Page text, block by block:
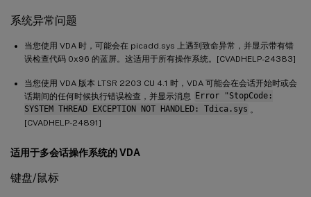
系统异常问题
当您使用 VDA 时，可能会在 picadd.sys 上遇到致命异常，并显示带有错
误检查代码 0x96 的蓝屏。这适用于所有操作系统。[CVADHELP-24383]
当您使用 VDA 版本 LTSR 2203 CU 4.1 时，VDA 可能会在会话开始时或会
话期间的任何时候执行错误检查，并显示消息
Error "StopCode:
SYSTEM THREAD EXCEPTION NOT HANDLED: Tdica.sys 。
[CVADHELP-24891]
适用于多会话操作系统的 VDA
键盘/鼠标